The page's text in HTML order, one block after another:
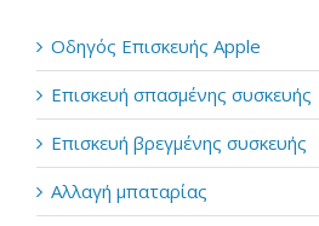
Οδηγός Επισκευής Apple
Επισκευή σπασμένης συσκευής
Επισκευή βρεγμένης συσκευής
Αλλαγή μπαταρίας